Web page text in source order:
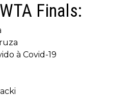
Finals:
à Covid-19